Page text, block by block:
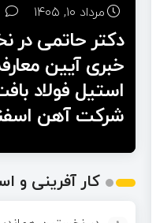
مرداد ۱۰, ۱۴۰۵
دکتر حاتمی
خبری آیین
استیل فولاد
شرکت آهن
کار آفرینی و